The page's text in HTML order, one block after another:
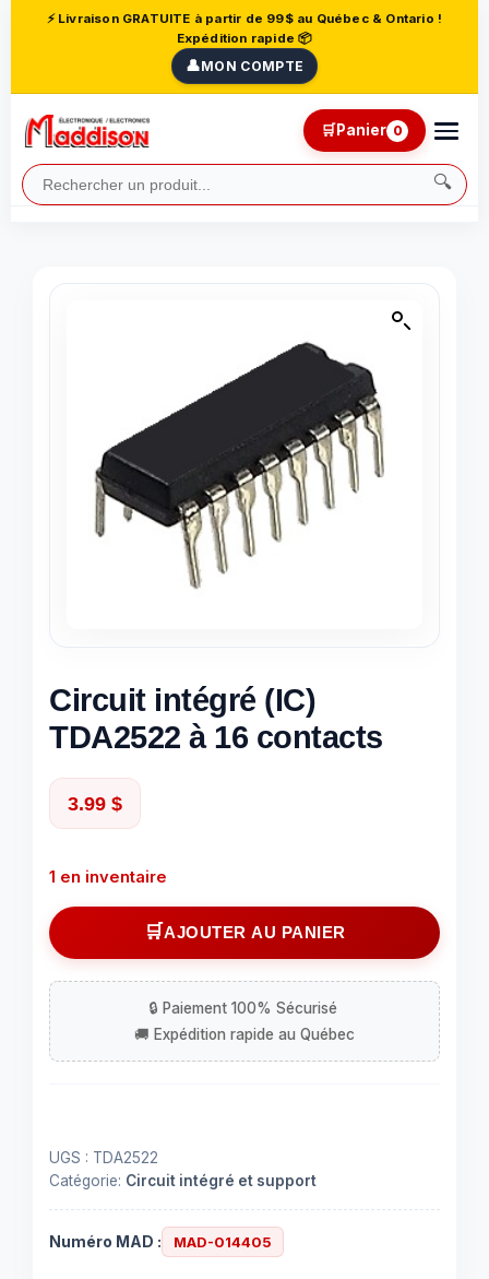
⚡ Livraison GRATUITE à partir de 99$ au Québec & Ontario !
Expédition rapide 📦
👤MON COMPTE
🔍
🛒Panier 0
Circuit intégré (IC)
TDA2522 à 16 contacts
3.99 $
1 en inventaire
quantité
de
intégré
(IC)
TDA2522
AJOUTER AU PANIER
UGS : TDA2522
Catégorie: Circuit intégré et support
Numéro MAD : MAD-014405